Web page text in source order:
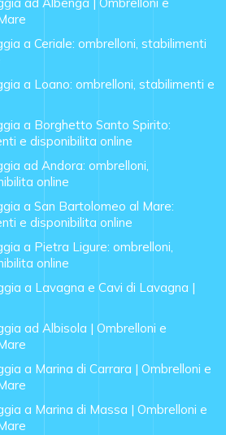
a Ceriale: ombrelloni, stabilimenti
a Loano: ombrelloni, stabilimenti e
a Borghetto Santo Spirito:
e disponibilita online
ad Andora: ombrelloni,
online
a San Bartolomeo al Mare:
e disponibilita online
a Pietra Ligure: ombrelloni,
online
a Lavagna e Cavi di Lavagna |
ad Albisola | Ombrelloni e
a Marina di Carrara | Ombrelloni e
a Marina di Massa | Ombrelloni e